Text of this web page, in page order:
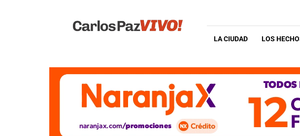
Vivo
LA CIUDAD LOS